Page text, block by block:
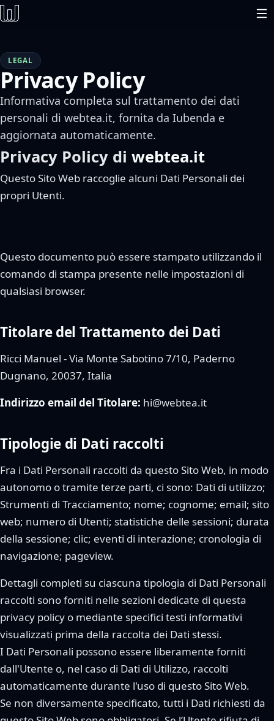
LEGAL
Privacy Policy
Informativa completa sul trattamento dei dati
personali di webtea.it, fornita da Iubenda e
aggiornata automaticamente.
Privacy Policy di webtea.it
Questo Sito Web raccoglie alcuni Dati Personali dei
propri Utenti.
Questo documento può essere stampato utilizzando il
comando di stampa presente nelle impostazioni di
qualsiasi browser.
Titolare del Trattamento dei Dati
Ricci Manuel - Via Monte Sabotino 7/10, Paderno
Dugnano, 20037, Italia
Indirizzo email del Titolare: hi@webtea.it
Tipologie di Dati raccolti
Fra i Dati Personali raccolti da questo Sito Web, in modo
autonomo o tramite terze parti, ci sono: Dati di utilizzo;
Strumenti di Tracciamento; nome; cognome; email; sito
web; numero di Utenti; statistiche delle sessioni; durata
della sessione; clic; eventi di interazione; cronologia di
navigazione; pageview.
Dettagli completi su ciascuna tipologia di Dati Personali
raccolti sono forniti nelle sezioni dedicate di questa
privacy policy o mediante specifici testi informativi
visualizzati prima della raccolta dei Dati stessi.
I Dati Personali possono essere liberamente forniti
dall'Utente o, nel caso di Dati di Utilizzo, raccolti
automaticamente durante l'uso di questo Sito Web.
Se non diversamente specificato, tutti i Dati richiesti da